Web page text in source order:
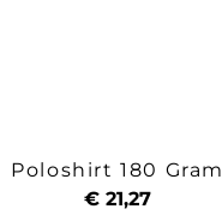
Poloshirt 180 Gram
€ 21,27